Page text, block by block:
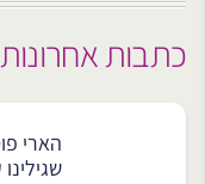
כתבות
הארי